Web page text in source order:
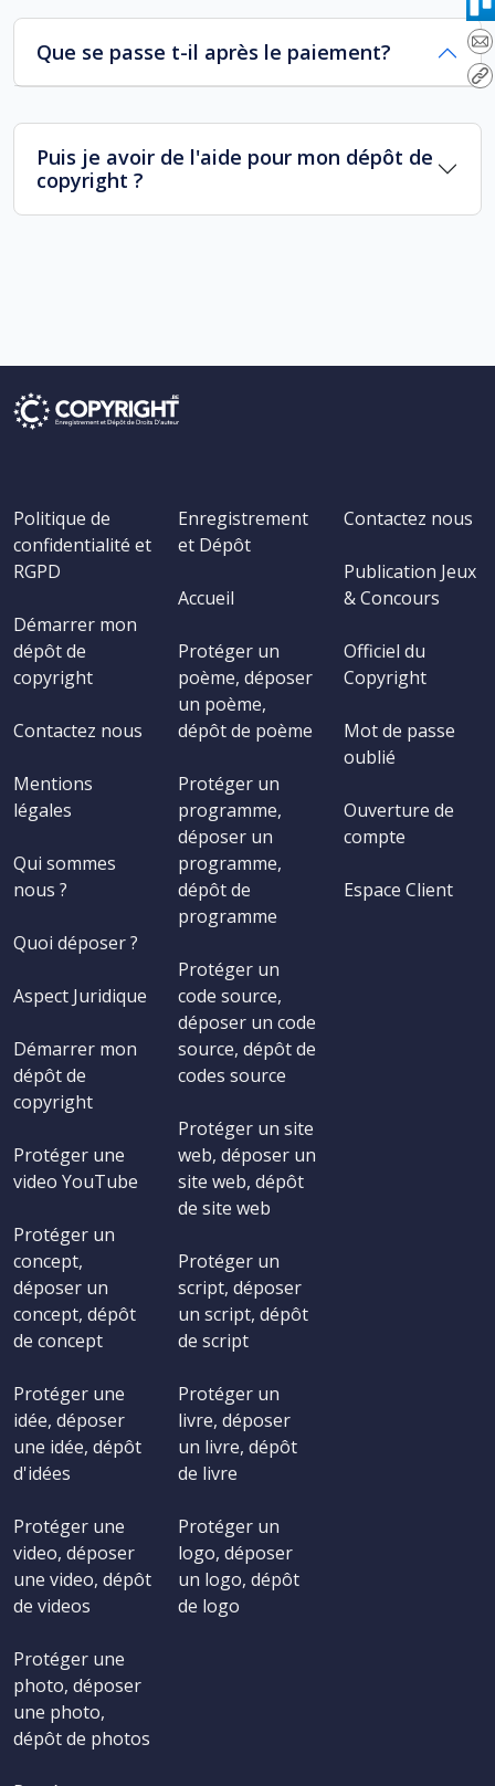
Que se passe t-il après le paiement?
Puis je avoir de l'aide pour mon dépôt de
copyright ?
Politique de
confidentialité et
RGPD
Démarrer mon
dépôt de
copyright
Contactez nous
Mentions
légales
Qui sommes
nous ?
Quoi déposer ?
Aspect Juridique
Démarrer mon
dépôt de
copyright
Protéger une
video YouTube
Protéger un
concept,
déposer un
concept, dépôt
de concept
Protéger une
idée, déposer
une idée, dépôt
d'idées
Protéger une
video, déposer
une video, dépôt
de videos
Protéger une
photo, déposer
une photo,
dépôt de photos
Enregistrement
et Dépôt
Accueil
Protéger un
poème, déposer
un poème,
dépôt de poème
Protéger un
programme,
déposer un
programme,
dépôt de
programme
Protéger un
code source,
déposer un code
source, dépôt de
codes source
Protéger un site
web, déposer un
site web, dépôt
de site web
Protéger un
script, déposer
un script, dépôt
de script
Protéger un
livre, déposer
un livre, dépôt
de livre
Protéger un
logo, déposer
un logo, dépôt
de logo
Contactez nous
Publication Jeux
& Concours
Officiel du
Copyright
Mot de passe
oublié
Ouverture de
compte
Espace Client